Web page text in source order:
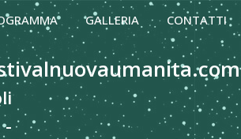
GALLERIA CONTATTI
-